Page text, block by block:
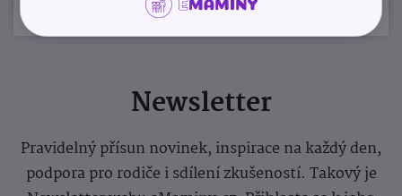
Newsletter
Pravidelný přísun novinek, inspirace na každý den,
podpora pro rodiče i sdílení zkušeností. Takový je